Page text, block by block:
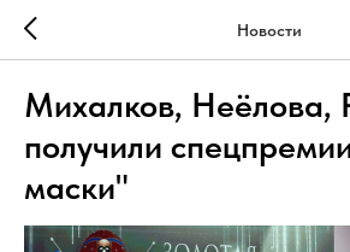
Новости
Михалков, Неёлова,
получили
маски"